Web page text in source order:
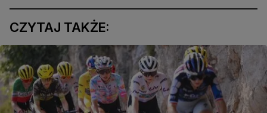
CZYTAJ TAKŻE: